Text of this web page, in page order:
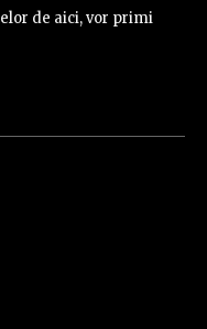
de aici, vor primi